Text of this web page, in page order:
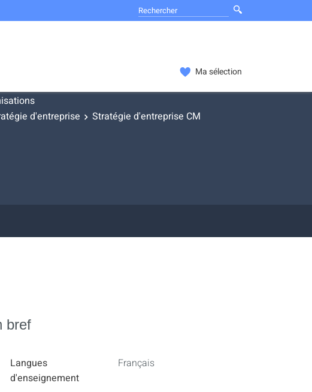
Ma sélection
d'entreprise Stratégie d'entreprise CM
bref
Langues
d'enseignement
Français